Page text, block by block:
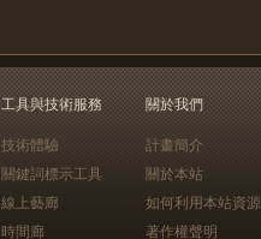
工具與技術服務
技術體驗
關鍵詞標示工具
線上藝廊
時間廊
關於我們
計畫簡介
關於本站
如何利用本站資源
著作權聲明